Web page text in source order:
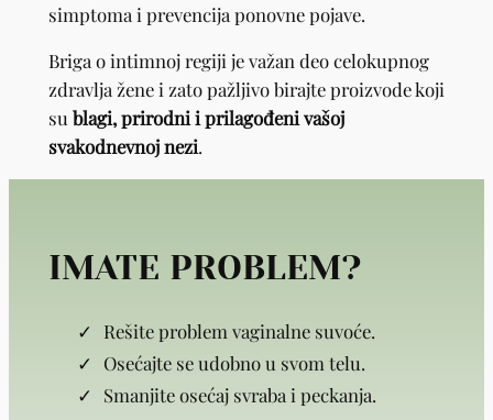
simptoma i prevencija ponovne pojave.
Briga o intimnoj regiji je važan deo celokupnog
zdravlja žene i zato pažljivo birajte proizvode koji
sublagi, prirodni i prilagođeni vašoj
svakodnevnoj nezi.
IMATE PROBLEM?
Rešite problem vaginalne suvoće.
Osećajte se udobno u svom telu.
Smanjite osećaj svraba i peckanja.